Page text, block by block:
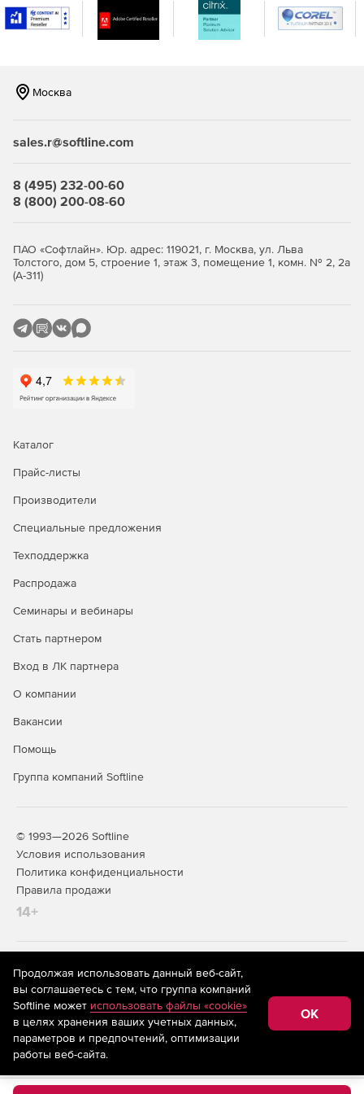
Москва
sales.r@softline.com
8 (495) 232-00-60
8 (800) 200-08-60
ПАО «Софтлайн». Юр. адрес: 119021, г. Москва, ул. Льва
Толстого, дом 5, строение 1, этаж 3, помещение 1, комн. № 2, 2а
(А-311)
Каталог
Прайс-листы
Производители
Специальные предложения
Техподдержка
Распродажа
Семинары и вебинары
Стать партнером
Вход в ЛК партнера
О компании
Вакансии
Помощь
Группа компаний Softline
© 1993—2026 Softline
Условия использования
Политика конфиденциальности
Правила продажи
14+
На информационном ресурсе store.softline.ru применяются
рекомендательные технологии
(информационные технологии
предоставления информации на основе сбора,
систематизации и анализа сведений, относящихся к
предпочтениям пользователей сети «Интернет»,
находящихся на территории Российской Федерации)
Продолжая использовать данный веб-сайт,
вы соглашаетесь с тем, что группа компаний
Softline может использовать файлы «cookie»
в целях хранения ваших учетных данных,
параметров и предпочтений, оптимизации
работы веб-сайта.
OK